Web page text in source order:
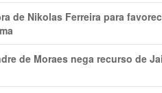
de Nikolas Ferreira para
de Moraes nega recurso de